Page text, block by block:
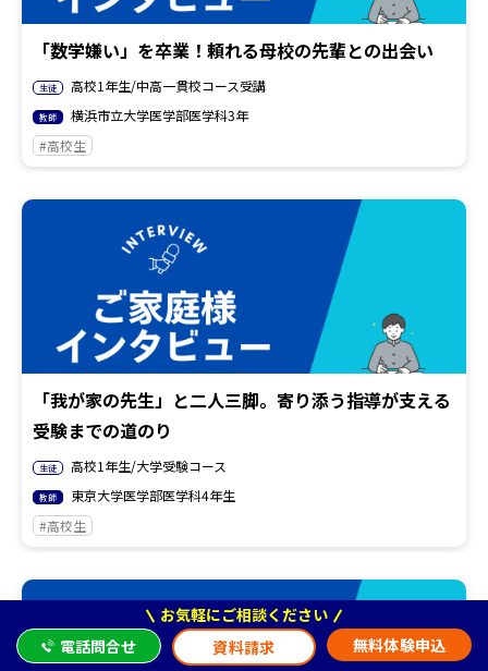
「数学嫌い」を卒業！頼れる母校の先輩との出会い
生徒 高校1年生/中高一貫校コース受講
教師
横浜市立大学医学部医学科3年
#高校生
「我が家の先生」と二人三脚。寄り添う指導が支える
受験までの道のり
生徒 高校1年生/大学受験コース
教師
東京大学医学部医学科4年生
#高校生
お気軽にご相談ください
電話問合せ
資料請求 無料体験申込